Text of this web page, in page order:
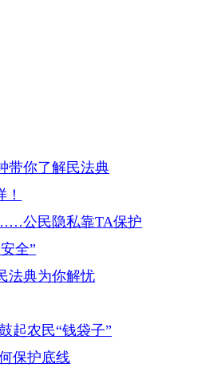
带你了解民法典
公民隐私靠TA保护
全”
法典为你解忧
起农民“钱袋子”
保护底线